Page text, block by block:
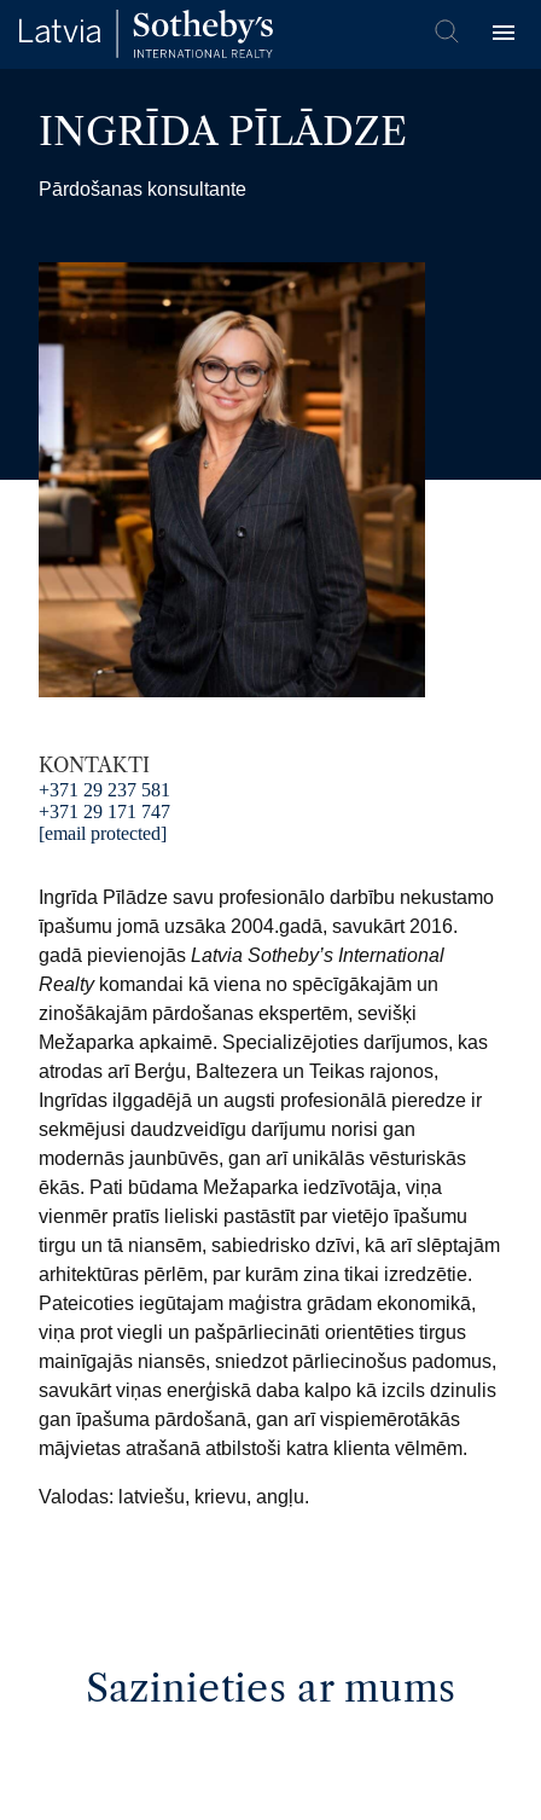
INGRĪDA PĪLĀDZE
Pārdošanas konsultante
KONTAKTI
+371 29 237 581
+371 29 171 747
[email protected]
Ingrīda Pīlādze savu profesionālo darbību nekustamo
īpašumu jomā uzsāka 2004.gadā, savukārt 2016.
gadā pievienojās Latvia Sotheby’s International
Realtykomandai kā viena no spēcīgākajām un
zinošākajām pārdošanas ekspertēm, sevišķi
Mežaparka apkaimē. Specializējoties darījumos, kas
atrodas arī Berģu, Baltezera un Teikas rajonos,
Ingrīdas ilggadējā un augsti profesionālā pieredze ir
sekmējusi daudzveidīgu darījumu norisi gan
modernās jaunbūvēs, gan arī unikālās vēsturiskās
ēkās. Pati būdama Mežaparka iedzīvotāja, viņa
vienmēr pratīs lieliski pastāstīt par vietējo īpašumu
tirgu un tā niansēm, sabiedrisko dzīvi, kā arī slēptajām
arhitektūras pērlēm, par kurām zina tikai izredzētie.
Pateicoties iegūtajam maģistra grādam ekonomikā,
viņa prot viegli un pašpārliecināti orientēties tirgus
mainīgajās niansēs, sniedzot pārliecinošus padomus,
savukārt viņas enerģiskā daba kalpo kā izcils dzinulis
gan īpašuma pārdošanā, gan arī vispiemērotākās
mājvietas atrašanā atbilstoši katra klienta vēlmēm.
Valodas: latviešu, krievu, angļu.
Sazinieties ar mums